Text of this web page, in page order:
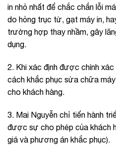
in nhỏ nhất để chắc chắn lỗi
do hỏng trục từ, gạt máy in,
trường hợp thay nhầm, gây
dụng.
2. Khi xác định được chính xác
cách khắc phục sửa chữa
cho khách hàng.
3. Mai Nguyễn chỉ tiến hành
được sự cho phép của khách
giá và phương án khắc phục).